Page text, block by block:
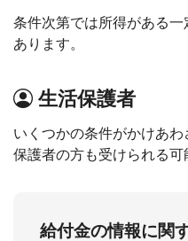
条件次第では所得がある
あります。
生活保護者
いくつかの条件がかけあ
保護者の方も受けられる可
給付金の情報に関